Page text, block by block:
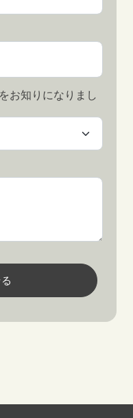
お知りになりまし